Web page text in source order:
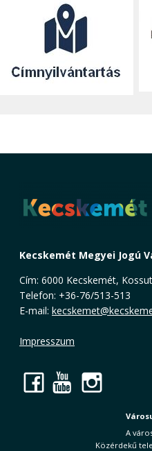
Kecskemét Megyei Jogú
Cím: 6000 Kecskemét,
Telefon: +36-76/513-513
E-mail:
Impresszum
A
Közérdekű